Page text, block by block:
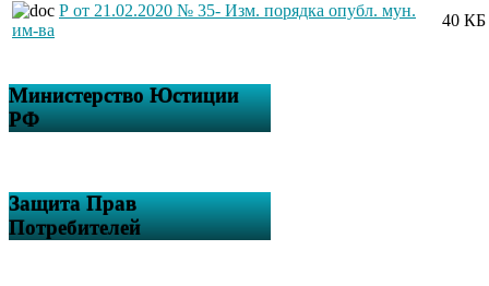
Р от 21.02.2020 № 35- Изм. порядка опубл. мун.
им-ва
40 КБ
Министерство Юстиции
РФ
Защита Прав
Потребителей